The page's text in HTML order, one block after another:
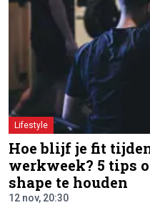
Lifestyle
Hoe blijf je fit
werkweek? 5 tips
shape te houden
12 nov, 20:30